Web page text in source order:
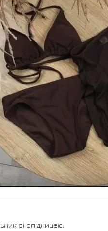
зі спідницею;